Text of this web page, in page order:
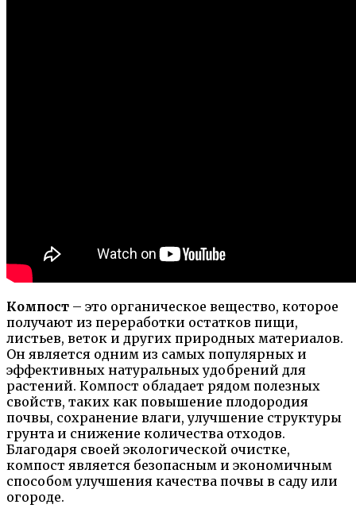
Компост – это органическое вещество, которое
получают из переработки остатков пищи,
листьев, веток и других природных материалов.
Он является одним из самых популярных и
эффективных натуральных удобрений для
растений. Компост обладает рядом полезных
свойств, таких как повышение плодородия
почвы, сохранение влаги, улучшение структуры
грунта и снижение количества отходов.
Благодаря своей экологической очистке,
компост является безопасным и экономичным
способом улучшения качества почвы в саду или
огороде.